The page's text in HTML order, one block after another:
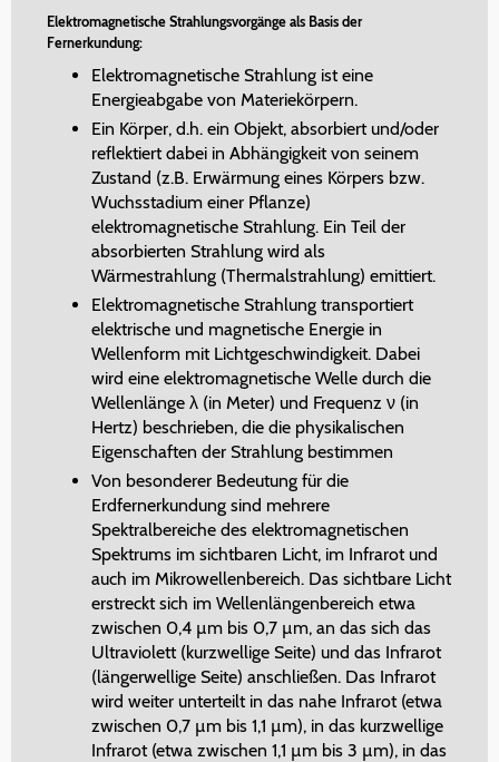
Elektromagnetische Strahlungsvorgänge als Basis der
Fernerkundung:
Elektromagnetische Strahlung ist eine
Energieabgabe von Materiekörpern.
Ein Körper, d.h. ein Objekt, absorbiert und/oder
reflektiert dabei in Abhängigkeit von seinem
Zustand (z.B. Erwärmung eines Körpers bzw.
Wuchsstadium einer Pflanze)
elektromagnetische Strahlung. Ein Teil der
absorbierten Strahlung wird als
Wärmestrahlung (Thermalstrahlung) emittiert.
Elektromagnetische Strahlung transportiert
elektrische und magnetische Energie in
Wellenform mit Lichtgeschwindigkeit. Dabei
wird eine elektromagnetische Welle durch die
Wellenlänge λ (in Meter) und Frequenz ν (in
Hertz) beschrieben, die die physikalischen
Eigenschaften der Strahlung bestimmen
Von besonderer Bedeutung für die
Erdfernerkundung sind mehrere
Spektralbereiche des elektromagnetischen
Spektrums im sichtbaren Licht, im Infrarot und
auch im Mikrowellenbereich. Das sichtbare Licht
erstreckt sich im Wellenlängenbereich etwa
zwischen 0,4 µm bis 0,7 µm, an das sich das
Ultraviolett (kurzwellige Seite) und das Infrarot
(längerwellige Seite) anschließen. Das Infrarot
wird weiter unterteilt in das nahe Infrarot (etwa
zwischen 0,7 µm bis 1,1 µm), in das kurzwellige
Infrarot (etwa zwischen 1,1 µm bis 3 µm), in das